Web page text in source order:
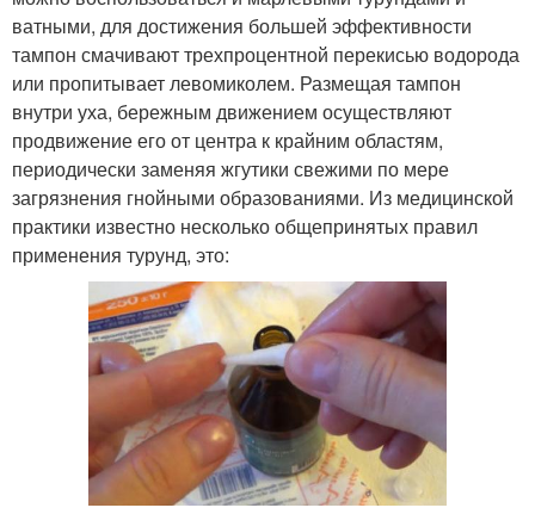
ватными, для достижения большей эффективности
тампон смачивают трехпроцентной перекисью водорода
или пропитывает левомиколем. Размещая тампон
внутри уха, бережным движением осуществляют
продвижение его от центра к крайним областям,
периодически заменяя жгутики свежими по мере
загрязнения гнойными образованиями. Из медицинской
практики известно несколько общепринятых правил
применения турунд, это: